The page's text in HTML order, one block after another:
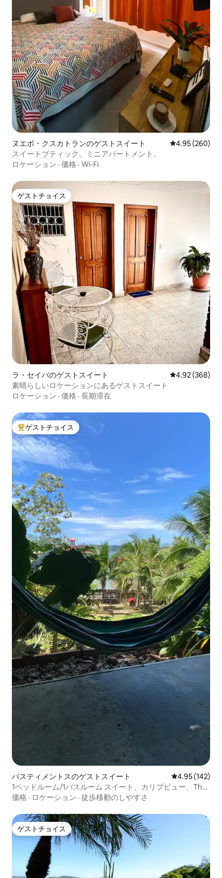
ヌエボ・クスカトランのゲストスイート レビュー260
4.95 (260)
スイートブティック。ミニアパートメント。
ロケーション · 価格 · Wi-Fi
ゲストチョイス
ゲストチョイス
ラ・セイバのゲストスイート レビュー368
4.92 (368)
素晴らしいロケーションにあるゲストスイート
ロケーション · 価格 · 長期滞在
大好評のゲストチョイスです。
ゲストチョイス
バスティメントスのゲストスイート レビュー142
4.95 (142)
1ベッドルーム/1バスルーム スイート、カリブビュー、The
WA Suite
価格 · ロケーション · 徒歩移動のしやすさ
ゲストチョイス
ゲストチョイス